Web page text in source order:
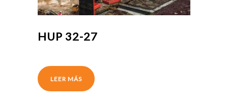
HUP 32-27
LEER MÁS